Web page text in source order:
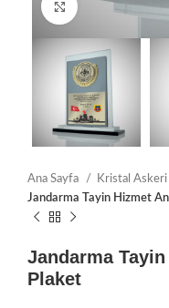
Click to enlarge
Ana Sayfa
Kristal
Jandarma Tayin Hizmet
Jandarma Tayin
Plaket